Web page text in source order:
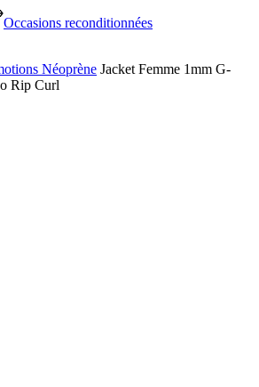
Occasions reconditionnées
Néoprène Jacket Femme 1mm G-
Rip Curl